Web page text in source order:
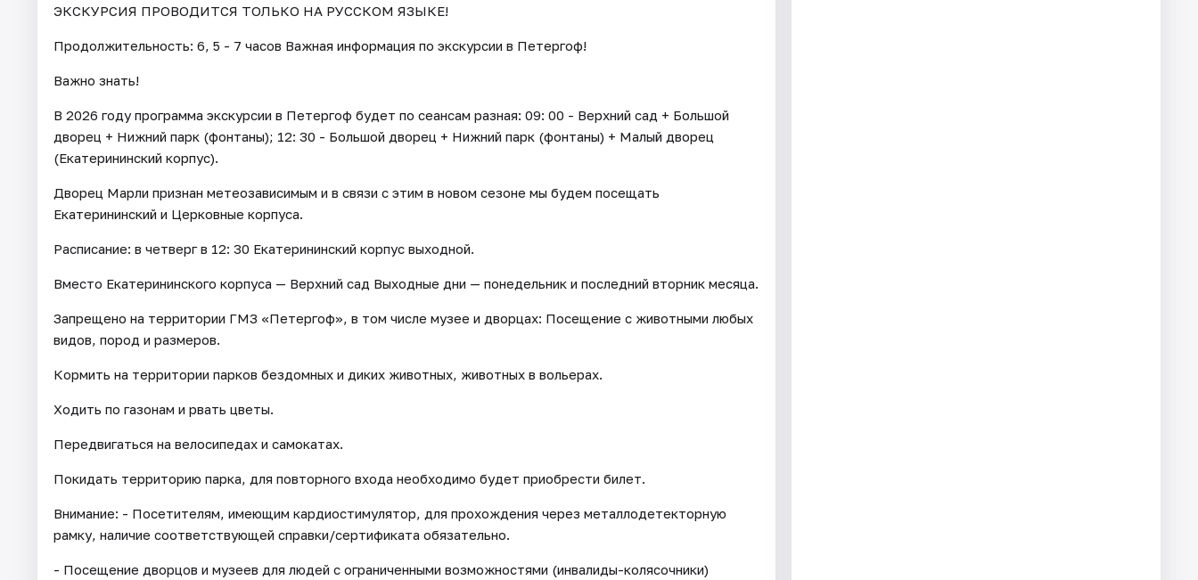
ЭКСКУРСИЯ ПРОВОДИТСЯ ТОЛЬКО НА РУССКОМ ЯЗЫКЕ!
Продолжительность: 6, 5 - 7 часов Важная информация по экскурсии в Петергоф!
Важно знать!
В 2026 году программа экскурсии в Петергоф будет по сеансам разная: 09: 00 - Верхний сад + Большой
дворец + Нижний парк (фонтаны); 12: 30 - Большой дворец + Нижний парк (фонтаны) + Малый дворец
(Екатерининский корпус).
Дворец Марли признан метеозависимым и в связи с этим в новом сезоне мы будем посещать
Екатерининский и Церковные корпуса.
Расписание: в четверг в 12: 30 Екатерининский корпус выходной.
Вместо Екатерининского корпуса — Верхний сад Выходные дни — понедельник и последний вторник месяца.
Запрещено на территории ГМЗ «Петергоф», в том числе музее и дворцах: Посещение с животными любых
видов, пород и размеров.
Кормить на территории парков бездомных и диких животных, животных в вольерах.
Ходить по газонам и рвать цветы.
Передвигаться на велосипедах и самокатах.
Покидать территорию парка, для повторного входа необходимо будет приобрести билет.
Внимание: - Посетителям, имеющим кардиостимулятор, для прохождения через металлодетекторную
рамку, наличие соответствующей справки/сертификата обязательно.
- Посещение дворцов и музеев для людей с ограниченными возможностями (инвалиды-колясочники)